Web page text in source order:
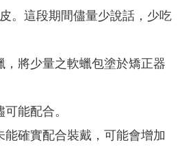
。這段期間儘量少說話，少吃
將少量之軟蠟包塗於矯正器
能配合。
確實配合裝戴，可能會增加